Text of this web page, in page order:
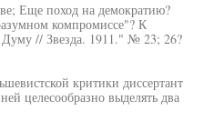
Еще поход на демократию?
компромиссе"? К
// Звезда. 1911." № 23; 26?
критики диссертант
целесообразно выделять два